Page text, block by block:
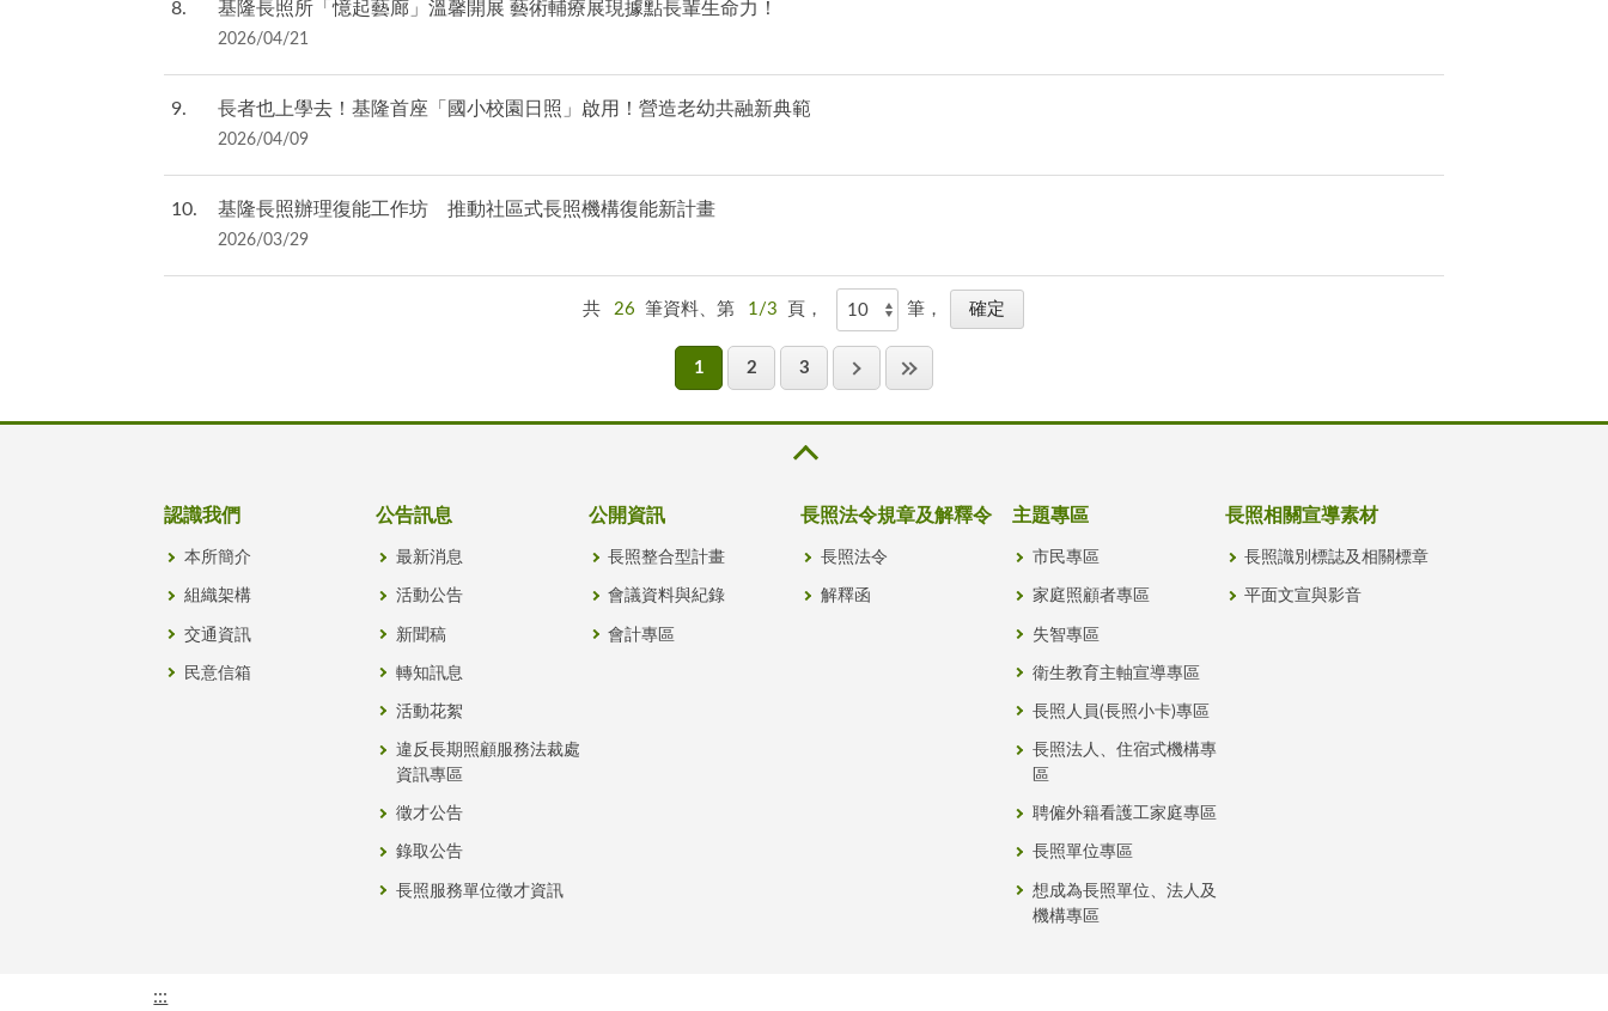
8 基隆長照所「憶起藝廊」溫馨開展 藝術輔療展現據點長輩生命力！
2026/04/21
9 長者也上學去！基隆首座「國小校園日照」啟用！營造老幼共融新典範
2026/04/09
10 基隆長照辦理復能工作坊 推動社區式長照機構復能新計畫
2026/03/29
共 26 筆資料、第 1/3 頁， 筆，
1 2 3
認識我們
本所簡介
組織架構
交通資訊
民意信箱
公告訊息
最新消息
活動公告
新聞稿
轉知訊息
活動花絮
違反長期照顧服務法裁處
資訊專區
徵才公告
錄取公告
長照服務單位徵才資訊
公開資訊
長照整合型計畫
會議資料與紀錄
會計專區
長照法令規章及解釋令
長照法令
解釋函
主題專區
市民專區
家庭照顧者專區
失智專區
衛生教育主軸宣導專區
長照人員(長照小卡)專區
長照法人、住宿式機構專
區
聘僱外籍看護工家庭專區
長照單位專區
想成為長照單位、法人及
機構專區
長照相關宣導素材
長照識別標誌及相關標章
平面文宣與影音
:::